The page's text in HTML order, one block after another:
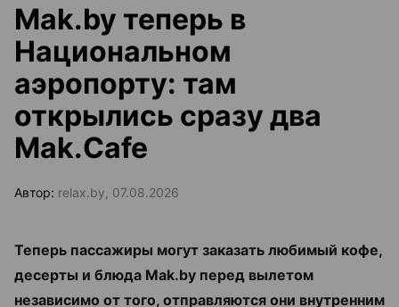
Mak.by теперь в
Национальном
аэропорту: там
открылись сразу два
Mak.Cafe
Автор: relax.by, 07.08.2026
Теперь пассажиры могут заказать любимый кофе,
десерты и блюда Mak.by перед вылетом
независимо от того, отправляются они внутренним